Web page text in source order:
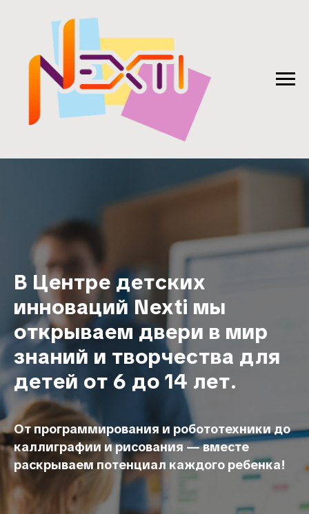
В Центре детских
инноваций Nexti мы
открываем двери в мир
знаний и творчества для
детей от 6 до 14 лет.
От программирования и робототехники до
каллиграфии и рисования — вместе
раскрываем потенциал каждого ребенка!